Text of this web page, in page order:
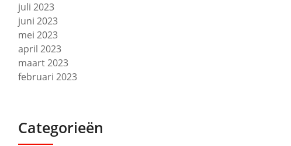
juli 2023
juni 2023
mei 2023
april 2023
maart 2023
februari 2023
Categorieën